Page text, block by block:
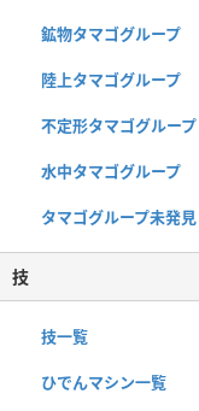
鉱物タマゴグループ
陸上タマゴグループ
不定形タマゴグループ
水中タマゴグループ
タマゴグループ未発見
技
技一覧
ひでんマシン一覧